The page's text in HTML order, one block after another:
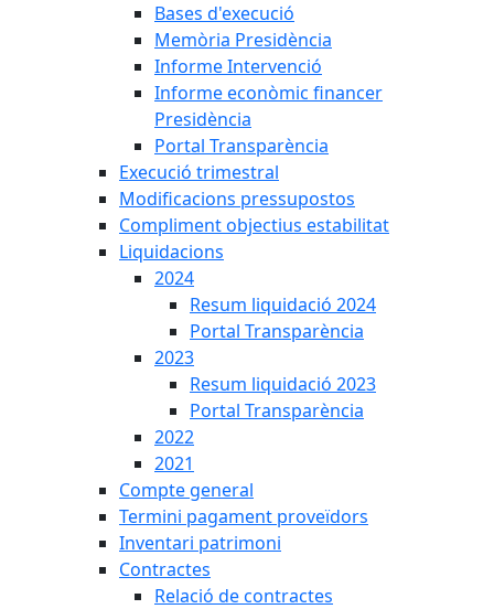
Bases d'execució
Memòria Presidència
Informe Intervenció
Informe econòmic financer
Presidència
Portal Transparència
Execució trimestral
Modificacions pressupostos
Compliment objectius estabilitat
Liquidacions
2024
Resum liquidació 2024
Portal Transparència
2023
Resum liquidació 2023
Portal Transparència
2022
2021
Compte general
Termini pagament proveïdors
Inventari patrimoni
Contractes
Relació de contractes